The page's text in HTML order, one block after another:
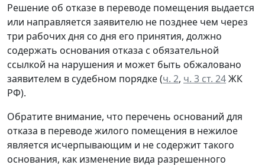
Решение об отказе в переводе помещения выдается
или направляется заявителю не позднее чем через
три рабочих дня со дня его принятия, должно
содержать основания отказа с обязательной
ссылкой на нарушения и может быть обжаловано
заявителем в судебном порядке (ч. 2, ч. 3 ст. 24ЖК
РФ).
Обратите внимание, что перечень оснований для
отказа в переводе жилого помещения в нежилое
является исчерпывающим и не содержит такого
основания, как изменение вида разрешенного